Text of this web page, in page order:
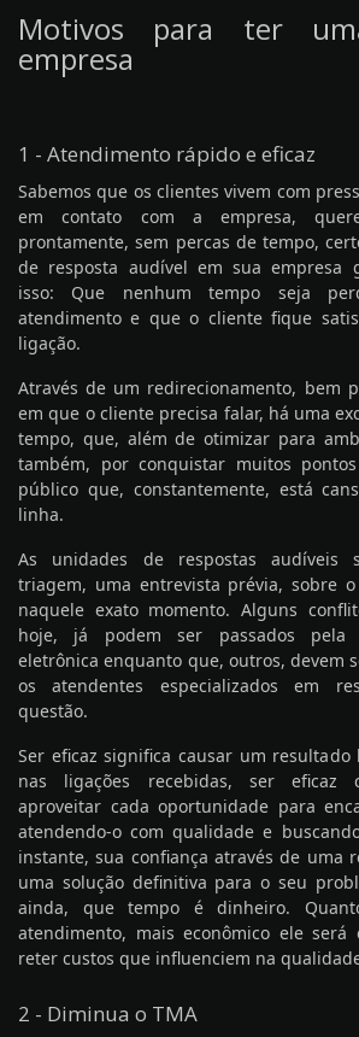
Motivos para ter
empresa
1 - Atendimento rápido e eficaz
Sabemos que os clientes vivem com
em contato com a empresa,
prontamente, sem percas de tempo,
de resposta audível em sua empresa
isso: Que nenhum tempo seja
atendimento e que o cliente fique
ligação.
Através de um redirecionamento, bem
em que o cliente precisa falar, há uma
tempo, que, além de otimizar para
também, por conquistar muitos
público que, constantemente, está
linha.
As unidades de respostas audíveis
triagem, uma entrevista prévia, sobre
naquele exato momento. Alguns
hoje, já podem ser passados pela
eletrônica enquanto que, outros, devem
os atendentes especializados em
questão.
Ser eficaz significa causar um
nas ligações recebidas, ser eficaz
aproveitar cada oportunidade para
atendendo-o com qualidade e
instante, sua confiança através de uma
uma solução definitiva para o seu
ainda, que tempo é dinheiro.
atendimento, mais econômico ele
reter custos que influenciem na
2 - Diminua o TMA